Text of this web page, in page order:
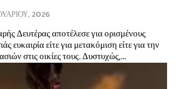
2026
Δευτέρας αποτέλεσε για ορισμένους
ευκαιρία είτε για μετακόμιση είτε για την
στις οικίες τους. Δυστυχώς,...